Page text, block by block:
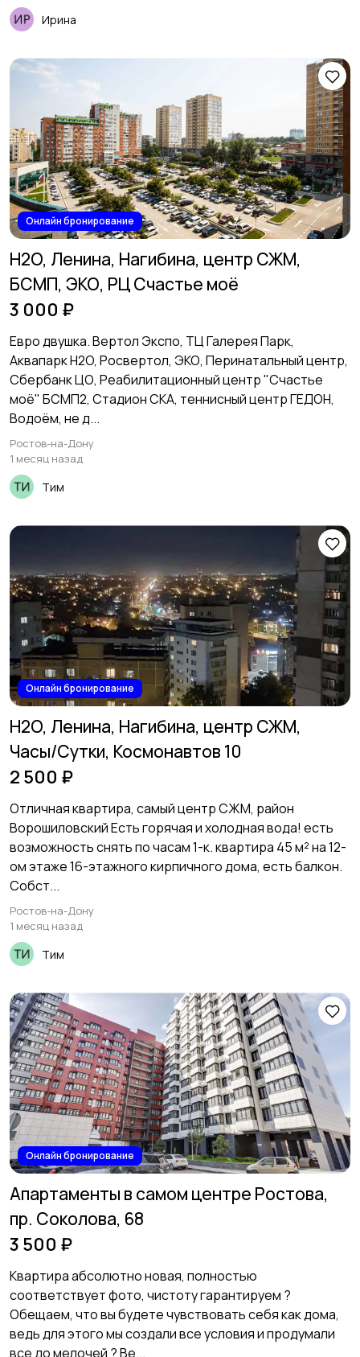
Ирина
Онлайн бронирование
H2O, Ленина, Нагибина, центр СЖМ,
БСМП, ЭКО, РЦ Счастье моё
3 000 ₽
Евро двушка. Вертол Экспо, ТЦ Галерея Парк,
Аквапарк H2O, Росвертол, ЭКО, Перинатальный центр,
Сбербанк ЦО, Реабилитационный центр "Счастье
моё" БСМП2, Стадион СКА, теннисный центр ГЕДОН,
Водоём, не д...
Ростов-на-Дону
1 месяц назад
Тим
Онлайн бронирование
H2O, Ленина, Нагибина, центр СЖМ,
Часы/Сутки, Космонавтов 10
2 500 ₽
Отличная квартира, самый центр СЖМ, район
Ворошиловский Есть горячая и холодная вода! есть
возможность снять по часам 1-к. квартира 45 м² на 12-
ом этаже 16-этажного кирпичного дома, есть балкон.
Собст...
Ростов-на-Дону
1 месяц назад
Тим
Онлайн бронирование
Апартаменты в самом центре Ростова,
пр. Соколова, 68
3 500 ₽
Квартира абсолютно новая, полностью
соответствует фото, чистоту гарантируем ?
Обещаем, что вы будете чувствовать себя как дома,
ведь для этого мы создали все условия и продумали
все до мелочей ?️ Ве...